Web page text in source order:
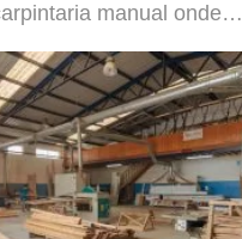
manual onde…